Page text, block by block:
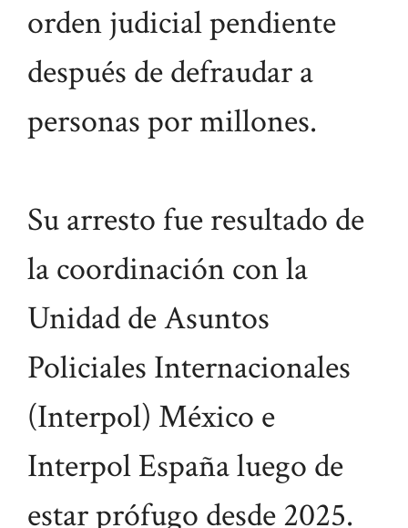
orden judicial pendiente
después de defraudar a
personas por millones.
Su arresto fue resultado de
la coordinación con la
Unidad de Asuntos
Policiales Internacionales
(Interpol) México e
Interpol España luego de
estar prófugo desde 2025.